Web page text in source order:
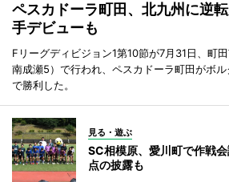
ペスカドーラ町田、北九州に逆
手デビューも
Fリーグディビジョン1第10節が7月31日、町
南成瀬5）で行われ、ペスカドーラ町田がボ
で勝利した。
見る・遊ぶ
SC相模原、愛川町で作戦
点の披露も